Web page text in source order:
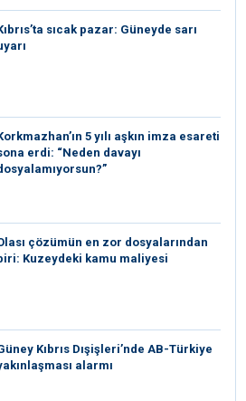
sıcak pazar: Güneyde sarı
5 yılı aşkın imza esareti
erdi: “Neden davayı
çözümün en zor dosyalarından
Kuzeydeki kamu maliyesi
Kıbrıs Dışişleri’nde AB-Türkiye
alarmı